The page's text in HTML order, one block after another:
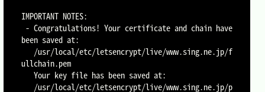
IMPORTANT NOTES:
been saved at:
ullchain.pem
   Your key file has been saved at: